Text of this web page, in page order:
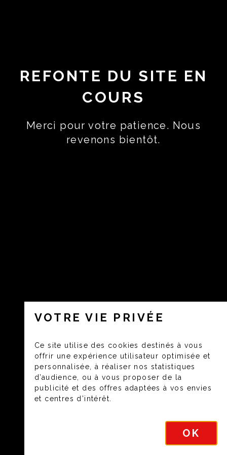
REFONTE DU SITE EN
COURS
Merci pour votre patience. Nous
revenons bientôt.
VOTRE VIE PRIVÉE
Ce site utilise des cookies destinés à vous
offrir une expérience utilisateur optimisée et
personnalisée, à réaliser nos statistiques
d’audience, ou à vous proposer de la
publicité et des offres adaptées à vos envies
et centres d’intérêt.
OK